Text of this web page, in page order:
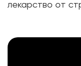
лекарство от